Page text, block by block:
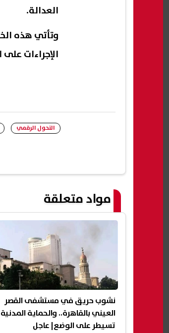
العدالة.
وتأتي هذه
الإجراءات
التحول الرقمي
مواد متعلقة
نشوب حريق في مستشفى القصر
العيني بالقاهرة.. والحماية المدنية
تسيطر على الوضع| عاجل
كيف تتأكد من اعتماد الجامعة أو
المعهد قبل التسجيل في